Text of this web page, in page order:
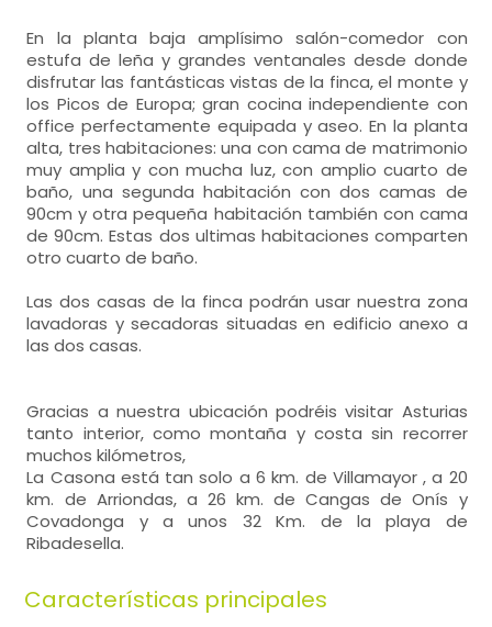
En la planta baja amplísimo salón-comedor con
estufa de leña y grandes ventanales desde donde
disfrutar las fantásticas vistas de la finca, el monte y
los Picos de Europa; gran cocina independiente con
office perfectamente equipada y aseo. En la planta
alta, tres habitaciones: una con cama de matrimonio
muy amplia y con mucha luz, con amplio cuarto de
baño, una segunda habitación con dos camas de
90cm y otra pequeña habitación también con cama
de 90cm. Estas dos ultimas habitaciones comparten
otro cuarto de baño.
Las dos casas de la finca podrán usar nuestra zona
lavadoras y secadoras situadas en edificio anexo a
las dos casas.
Gracias a nuestra ubicación podréis visitar Asturias
tanto interior, como montaña y costa sin recorrer
muchos kilómetros,
La Casona está tan solo a 6 km. de Villamayor , a 20
km. de Arriondas, a 26 km. de Cangas de Onís y
Covadonga y a unos 32 Km. de la playa de
Ribadesella.
Características principales